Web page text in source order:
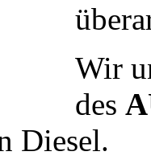
Wir
des
Diesel.